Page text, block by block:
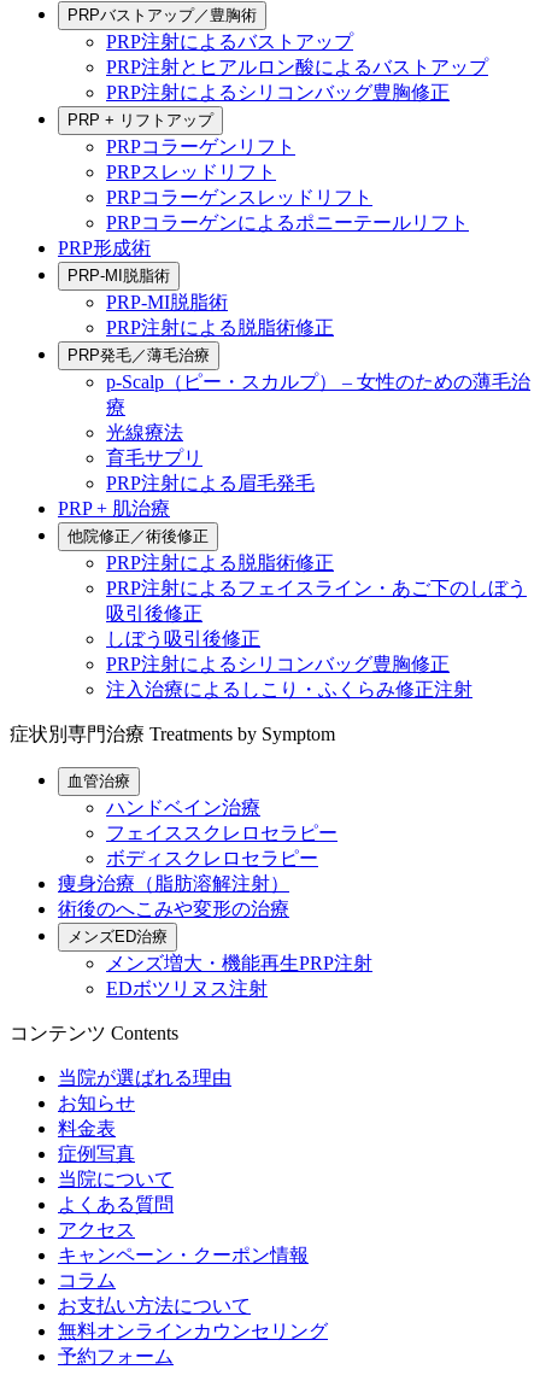
PRPバストアップ／豊胸術
PRP注射によるバストアップ
PRP注射とヒアルロン酸によるバストアップ
PRP注射によるシリコンバッグ豊胸修正
PRP + リフトアップ
PRPコラーゲンリフト
PRPスレッドリフト
PRPコラーゲンスレッドリフト
PRPコラーゲンによるポニーテールリフト
PRP形成術
PRP-MI脱脂術
PRP-MI脱脂術
PRP注射による脱脂術修正
PRP発毛／薄毛治療
p-Scalp（ピー・スカルプ） – 女性のための薄毛治
療
光線療法
育毛サプリ
PRP注射による眉毛発毛
PRP + 肌治療
他院修正／術後修正
PRP注射による脱脂術修正
PRP注射によるフェイスライン・あご下のしぼう
吸引後修正
しぼう吸引後修正
PRP注射によるシリコンバッグ豊胸修正
注入治療によるしこり・ふくらみ修正注射
症状別専門治療 Treatments by Symptom
血管治療
ハンドベイン治療
フェイススクレロセラピー
ボディスクレロセラピー
痩身治療（脂肪溶解注射）
術後のへこみや変形の治療
メンズED治療
メンズ増大・機能再生PRP注射
EDボツリヌス注射
コンテンツ Contents
当院が選ばれる理由
お知らせ
料金表
症例写真
当院について
よくある質問
アクセス
キャンペーン・クーポン情報
コラム
お支払い方法について
無料オンラインカウンセリング
予約フォーム